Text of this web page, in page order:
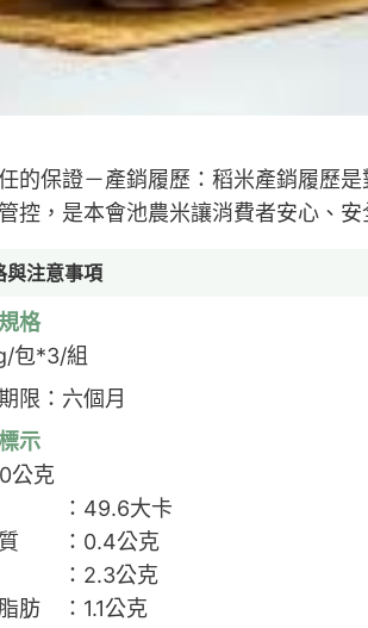
的保證－產銷履歷：稻米產銷履歷
控，是本會池農米讓消費者安心、
與注意事項
格
包*3/組
限：六個月
示
公克
：49.6大卡
質 ：0.4公克
：2.3公克
肪 ：1.1公克